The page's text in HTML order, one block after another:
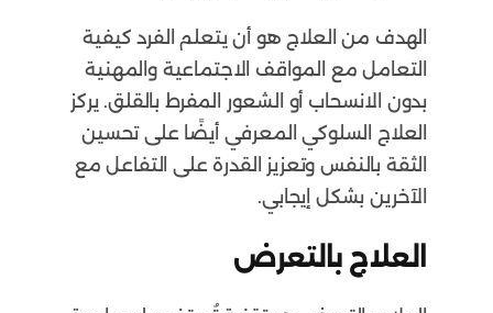
الهدف من العلاج هو أن يتعلم الفرد كيفية
التعامل مع المواقف الاجتماعية والمهنية
بدون الانسحاب أو الشعور المفرط بالقلق. يركز
العلاج السلوكي المعرفي أيضًا على تحسين
الثقة بالنفس وتعزيز القدرة على التفاعل مع
الآخرين بشكل إيجابي.
العلاج بالتعرض